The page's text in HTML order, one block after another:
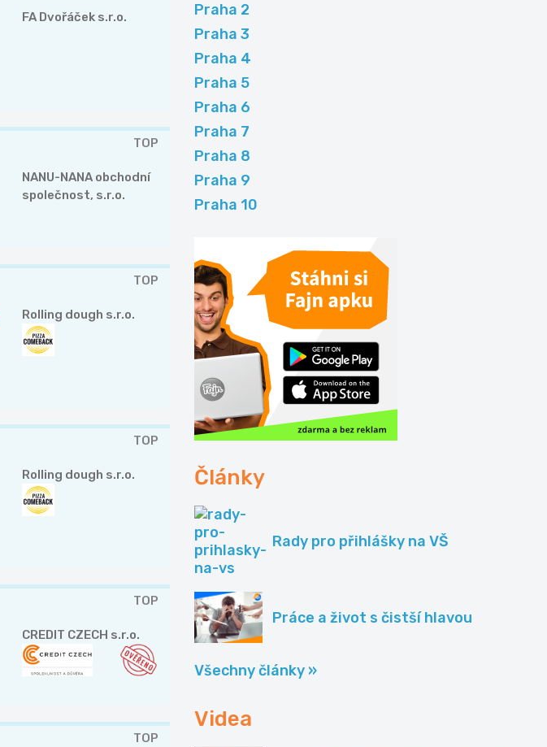
FA Dvořáček s.r.o.
TOP
NANU-NANA obchodní
společnost, s.r.o.
TOP
Rolling dough s.r.o.
TOP
Rolling dough s.r.o.
TOP
CREDIT CZECH s.r.o.
TOP
Praha 2
Praha 3
Praha 4
Praha 5
Praha 6
Praha 7
Praha 8
Praha 9
Praha 10
Články
Rady pro přihlášky na VŠ
Práce a život s čistší hlavou
Všechny články »
Videa